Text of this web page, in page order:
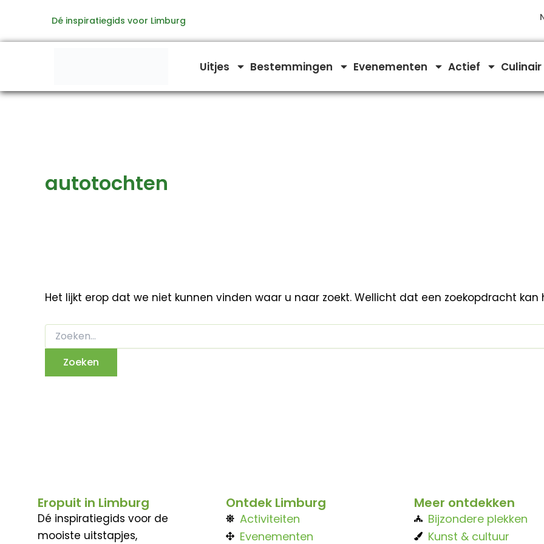
de
Dé inspiratiegids voor Limburg
Uitjes Bestemmingen Evenementen Actief Culinair
autotochten
Het lijkt erop dat we niet kunnen vinden waar u naar zoekt. Wellicht dat een zoekopdracht kan
naar:
Eropuit in Limburg
Dé inspiratiegids voor de
mooiste uitstapjes,
Ontdek Limburg
Activiteiten
Evenementen
Meer ontdekken
Bijzondere plekken
Kunst & cultuur